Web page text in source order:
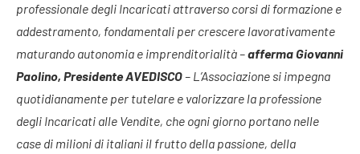
professionale degli Incaricati attraverso corsi di formazione e
addestramento, fondamentali per crescere lavorativamente
maturando autonomia e imprenditorialità –afferma Giovanni
Paolino, Presidente AVEDISCO– L’Associazione si impegna
quotidianamente per tutelare e valorizzare la professione
degli Incaricati alle Vendite, che ogni giorno portano nelle
case di milioni di italiani il frutto della passione, della